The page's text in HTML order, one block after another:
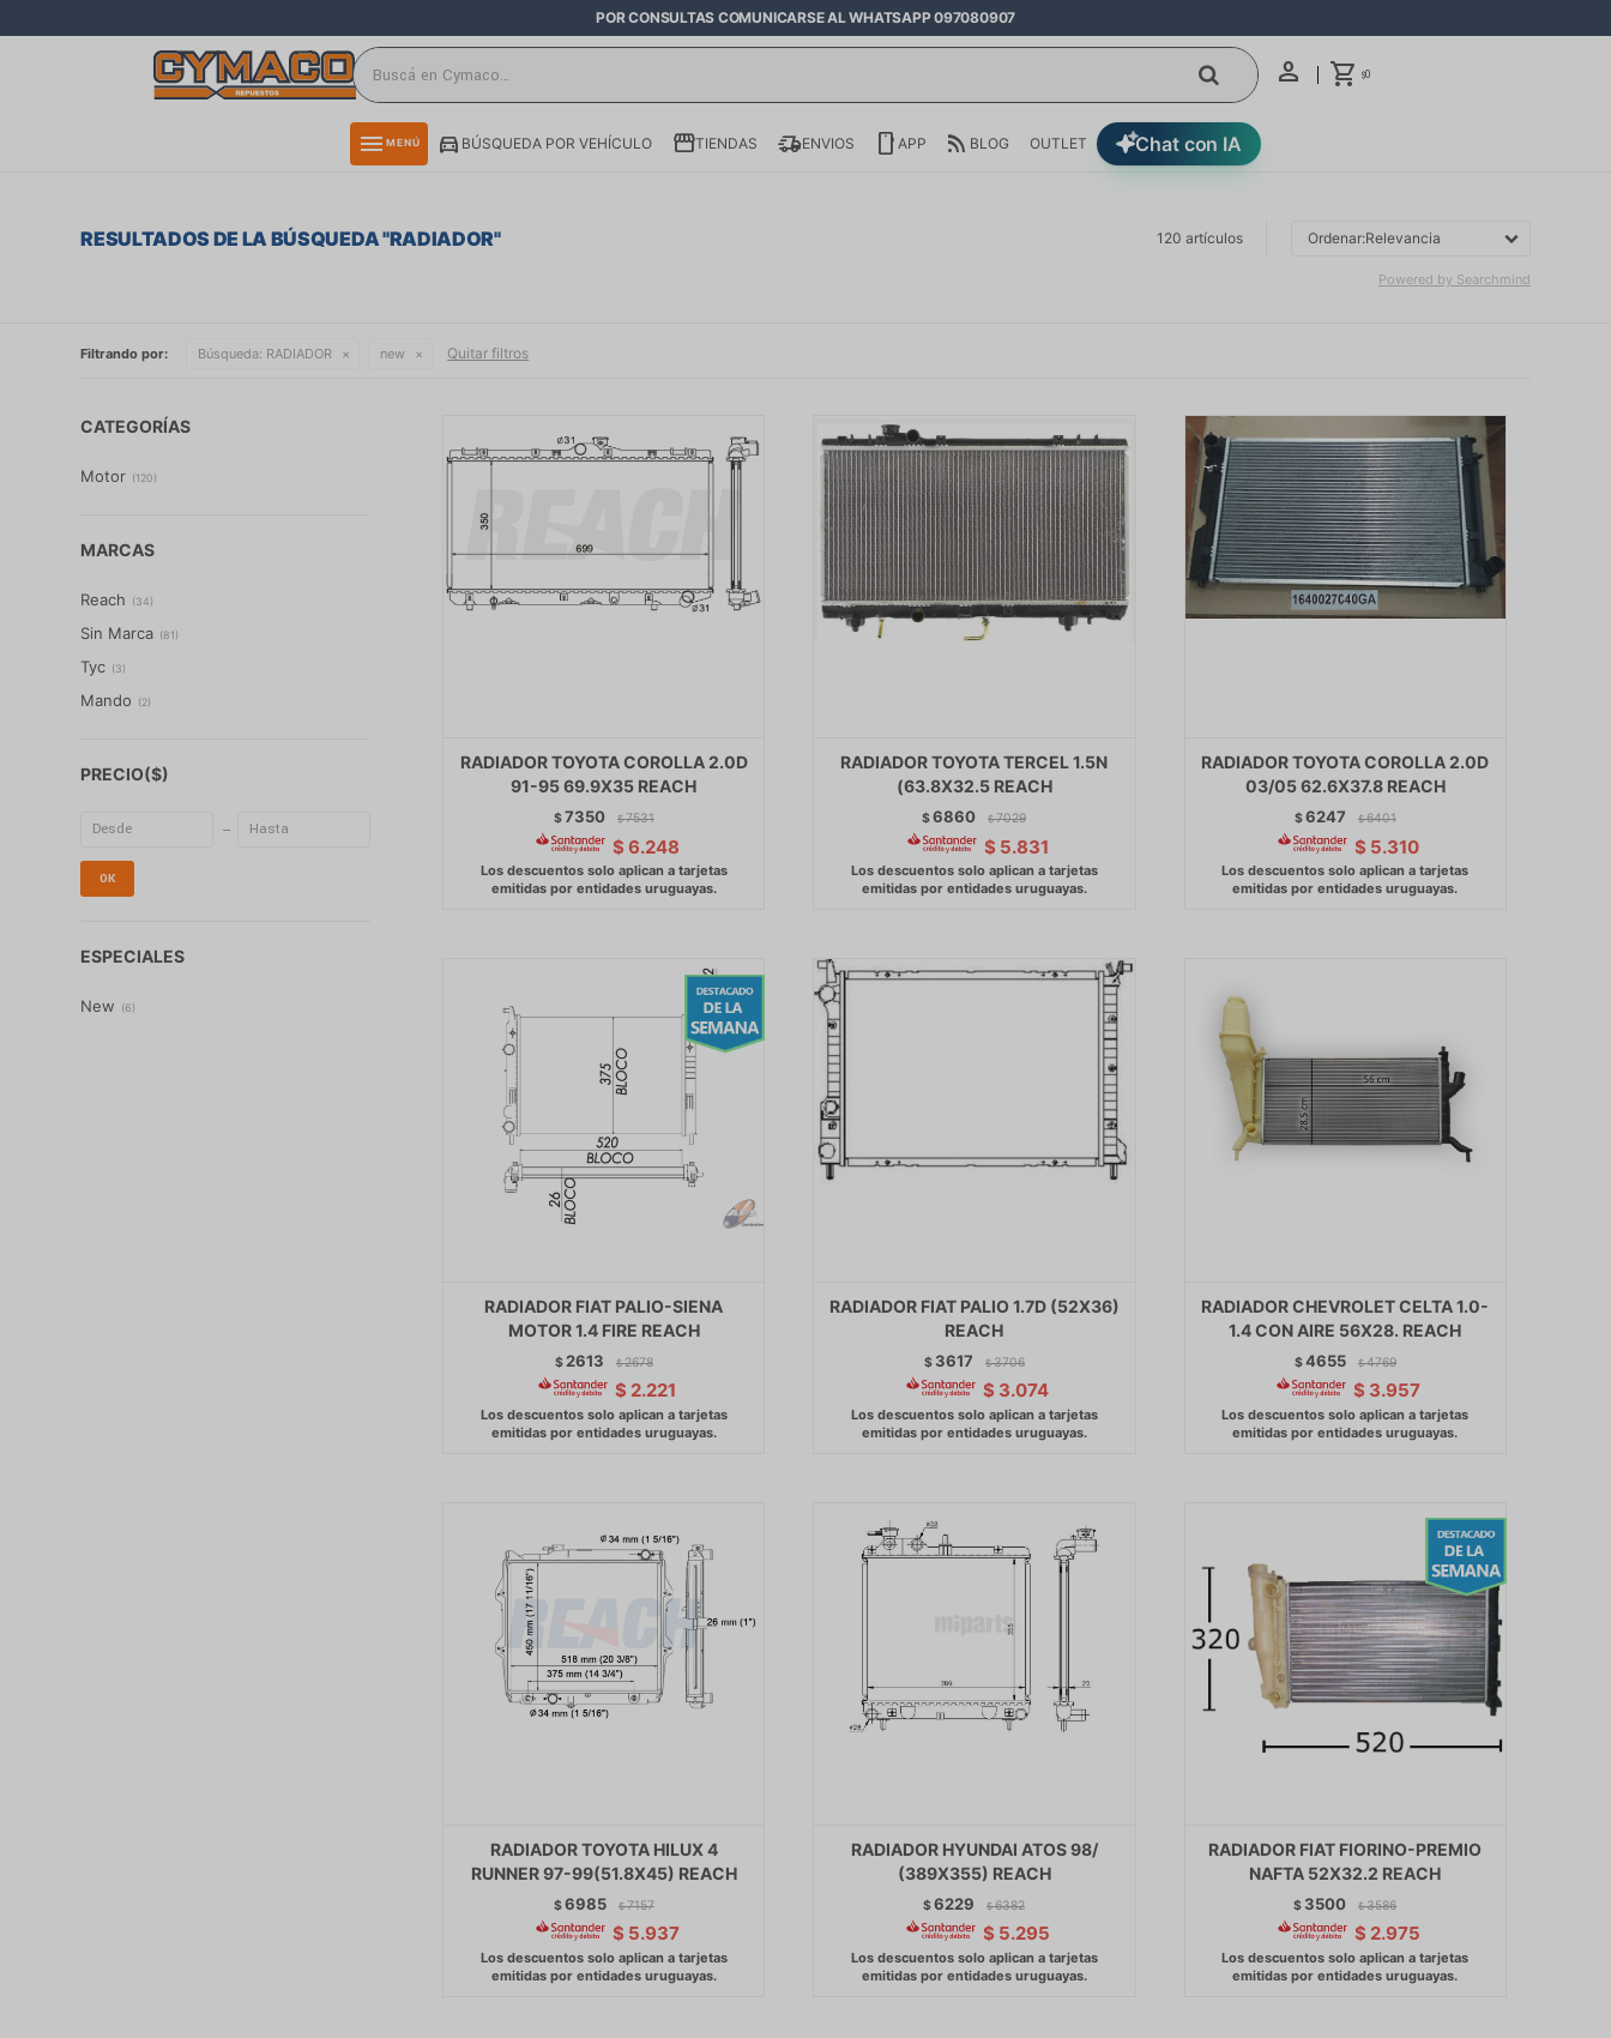
POR CONSULTAS COMUNICARSE AL WHATSAPP 097080907
$0
menu MENÚ Chat con IA
BÚSQUEDA POR VEHÍCULO TIENDAS ENVIOS APP BLOG OUTLET
RESULTADOS DE LA BÚSQUEDA "RADIADOR" 120 artículos Relevancia
Powered by Searchmind
Filtrando por: Búsqueda: RADIADOR new Quitar filtros
RADIADOR TOYOTA COROLLA 2.0D
91-95 69.9X35 REACH
$7350 $ 7531
$ 6.248
RADIADOR TOYOTA TERCEL 1.5N
(63.8X32.5 REACH
$6860 $ 7029
$ 5.831
RADIADOR TOYOTA COROLLA 2.0D
03/05 62.6X37.8 REACH
$6247 $ 6401
$ 5.310
RADIADOR FIAT PALIO-SIENA
MOTOR 1.4 FIRE REACH
$ 2613 $ 2678
$ 2.221
RADIADOR FIAT PALIO 1.7D (52X36)
REACH
$ 3617 $ 3706
$ 3.074
RADIADOR CHEVROLET CELTA 1.0-
1.4 CON AIRE 56X28. REACH
$4655 $ 4769
$ 3.957
RADIADOR TOYOTA HILUX 4
RUNNER 97-99(51.8X45) REACH
$6985 $ 7157
$ 5.937
RADIADOR HYUNDAI ATOS 98/
(389X355) REACH
$6229 $ 6382
$ 5.295
RADIADOR FIAT FIORINO-PREMIO
NAFTA 52X32.2 REACH
$ 3500 $ 3586
$ 2.975
CATEGORÍAS
Motor (120)
MARCAS
Reach (34)
Sin Marca (81)
Tyc (3)
Mando (2)
PRECIO($)
OK
ESPECIALES
New (6)
close
directions_car
smartphone